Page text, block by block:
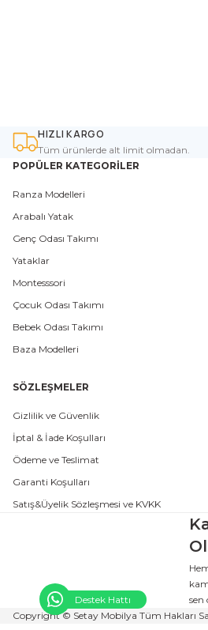
HIZLI KARGO
Tüm ürünlerde alt limit olmadan.
POPÜLER KATEGORİLER
Ranza Modelleri
Arabalı Yatak
Genç Odası Takımı
Yataklar
Montesssori
Çocuk Odası Takımı
Bebek Odası Takımı
Baza Modelleri
SÖZLEŞMELER
Gizlilik ve Güvenlik
İptal & İade Koşulları
Ödeme ve Teslimat
Garanti Koşulları
Satış&Üyelik Sözleşmesi ve KVKK
sen
Copyright © Setay Mobilya Tüm Hakları
Destek Hattı